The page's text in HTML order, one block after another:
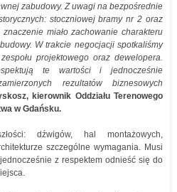
zabudowy. Z uwagi na bezpośrednie
stoczniowej bramy nr 2 oraz
miało zachowanie charakteru
W trakcie negocjacji spotkaliśmy
projektowego oraz dewelopera.
te wartości i jednocześnie
rezultatów biznesowych
kierownik Oddziału Terenowego
w Gdańsku.
dźwigów, hal montażowych,
szczególne wymagania. Musi
z respektem odnieść się do